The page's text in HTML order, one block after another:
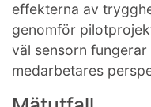
effekterna av
genomför
väl sensorn
medarbetares